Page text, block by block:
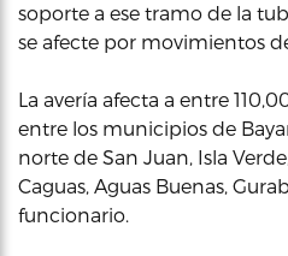
soporte a ese tramo de la
se afecte por movimientos
La avería afecta a entre
entre los municipios de
norte de San Juan, Isla
Caguas, Aguas Buenas,
funcionario.